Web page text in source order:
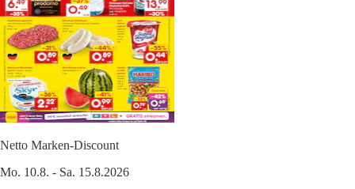
Netto Marken-Discount
Mo. 10.8. - Sa. 15.8.2026